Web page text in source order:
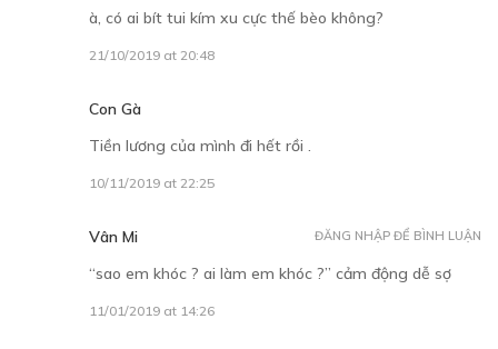
à, có ai bít tui kím xu cực thế bèo không?
21/10/2019 at 20:48
Con Gà
Tiền lương của mình đi hết rồi .
10/11/2019 at 22:25
Vân Mi
“sao em khóc ? ai làm em khóc ?” cảm động dễ sợ
11/01/2019 at 14:26
ĐĂNG NHẬP ĐỂ BÌNH LUẬN